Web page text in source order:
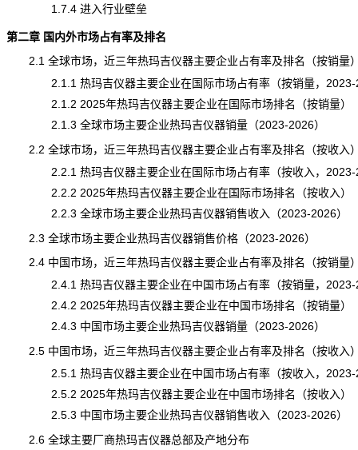
1.7.4 进入行业壁垒
第二章 国内外市场占有率及排名
2.1 全球市场，近三年热玛吉仪器主要企业占有率及排名（按销量
2.1.1 热玛吉仪器主要企业在国际市场占有率（按销量，2023-
2.1.2 2025年热玛吉仪器主要企业在国际市场排名（按销量）
2.1.3 全球市场主要企业热玛吉仪器销量（2023-2026）
2.2 全球市场，近三年热玛吉仪器主要企业占有率及排名（按收入
2.2.1 热玛吉仪器主要企业在国际市场占有率（按收入，2023-
2.2.2 2025年热玛吉仪器主要企业在国际市场排名（按收入）
2.2.3 全球市场主要企业热玛吉仪器销售收入（2023-2026）
2.3 全球市场主要企业热玛吉仪器销售价格（2023-2026）
2.4 中国市场，近三年热玛吉仪器主要企业占有率及排名（按销量
2.4.1 热玛吉仪器主要企业在中国市场占有率（按销量，2023-
2.4.2 2025年热玛吉仪器主要企业在中国市场排名（按销量）
2.4.3 中国市场主要企业热玛吉仪器销量（2023-2026）
2.5 中国市场，近三年热玛吉仪器主要企业占有率及排名（按收入
2.5.1 热玛吉仪器主要企业在中国市场占有率（按收入，2023-
2.5.2 2025年热玛吉仪器主要企业在中国市场排名（按收入）
2.5.3 中国市场主要企业热玛吉仪器销售收入（2023-2026）
2.6 全球主要厂商热玛吉仪器总部及产地分布